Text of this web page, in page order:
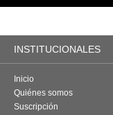
INSTITUCIONALES
Inicio
Quiénes somos
Suscripción